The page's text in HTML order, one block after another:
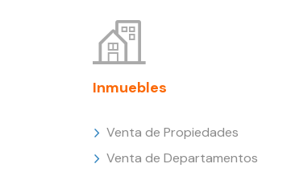
Inmuebles
Venta de Propiedades
Venta de Departamentos